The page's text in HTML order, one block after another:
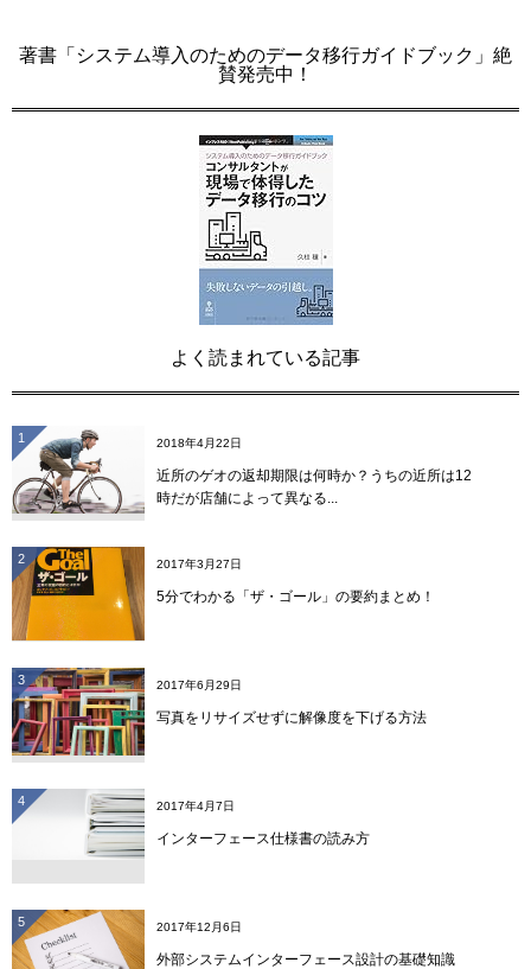
著書「システム導入のためのデータ移行ガイドブック」絶
賛発売中！
よく読まれている記事
1 2018年4月22日
近所のゲオの返却期限は何時か？うちの近所は12
時だが店舗によって異なる...
2 2017年3月27日
5分でわかる「ザ・ゴール」の要約まとめ！
3 2017年6月29日
写真をリサイズせずに解像度を下げる方法
4 2017年4月7日
インターフェース仕様書の読み方
5 2017年12月6日
外部システムインターフェース設計の基礎知識